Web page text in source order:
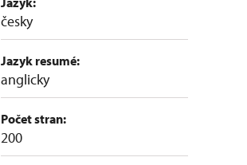
česky
Jazyk resumé:
anglicky
Počet stran:
200